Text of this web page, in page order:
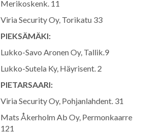
Merikoskenk. 11
Viria Security Oy, Torikatu 33
PIEKSÄMÄKI:
Lukko-Savo Aronen Oy, Tallik.9
Lukko-Sutela Ky, Häyrisent. 2
PIETARSAARI:
Viria Security Oy, Pohjanlahdent. 31
Mats Åkerholm Ab Oy, Permonkaarre
121